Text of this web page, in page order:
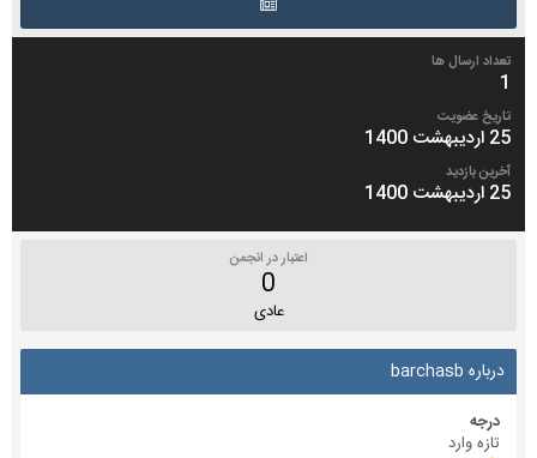
تعداد ارسال ها
1
تاریخ عضویت
25 اردیبهشت 1400
آخرین بازدید
25 اردیبهشت 1400
اعتبار در انجمن
0
عادی
درباره barchasb
درجه
تازه وارد